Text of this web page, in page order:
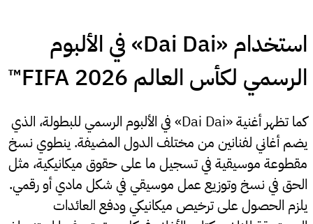
استخدام «Dai Dai» في الألبوم
الرسمي لكأس العالم FIFA 2026™
كما تظهر أغنية «Dai Dai» في الألبوم الرسمي للبطولة، الذي
يضم أغاني لفنانين من مختلف الدول المضيفة. ينطوي نسخ
مقطوعة موسيقية في تسجيل ما على حقوق ميكانيكية، مثل
الحق في نسخ وتوزيع عمل موسيقي في شكل مادي أو رقمي.
يلزم الحصول على ترخيص ميكانيكي ودفع العائدات